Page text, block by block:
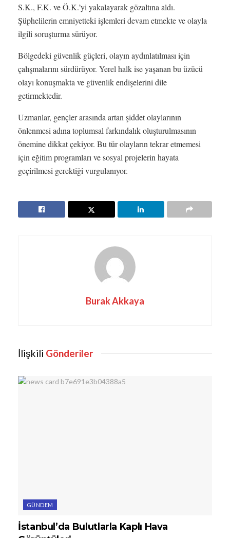
S.K., F.K. ve Ö.K.’yi yakalayarak gözaltına aldı.
Şüphelilerin emniyetteki işlemleri devam etmekte ve olayla
ilgili soruşturma sürüyor.
Bölgedeki güvenlik güçleri, olayın aydınlatılması için
çalışmalarını sürdürüyor. Yerel halk ise yaşanan bu üzücü
olayı konuşmakta ve güvenlik endişelerini dile
getirmektedir.
Uzmanlar, gençler arasında artan şiddet olaylarının
önlenmesi adına toplumsal farkındalık oluşturulmasının
önemine dikkat çekiyor. Bu tür olayların tekrar etmemesi
için eğitim programları ve sosyal projelerin hayata
geçirilmesi gerektiği vurgulanıyor.
Burak Akkaya
İlişkili Gönderiler
GÜNDEM
İstanbul’da Bulutlarla Kaplı Hava